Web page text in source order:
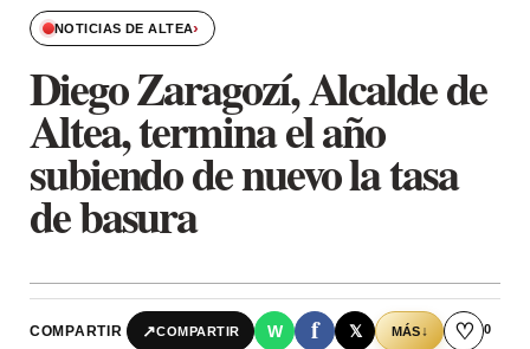
NOTICIAS DE ALTEA›
Diego Zaragozí, Alcalde de
Altea, termina el año
subiendo de nuevo la tasa
de basura
COMPARTIR ↗COMPARTIR W f 𝕏 MÁS↓ ♡ 0